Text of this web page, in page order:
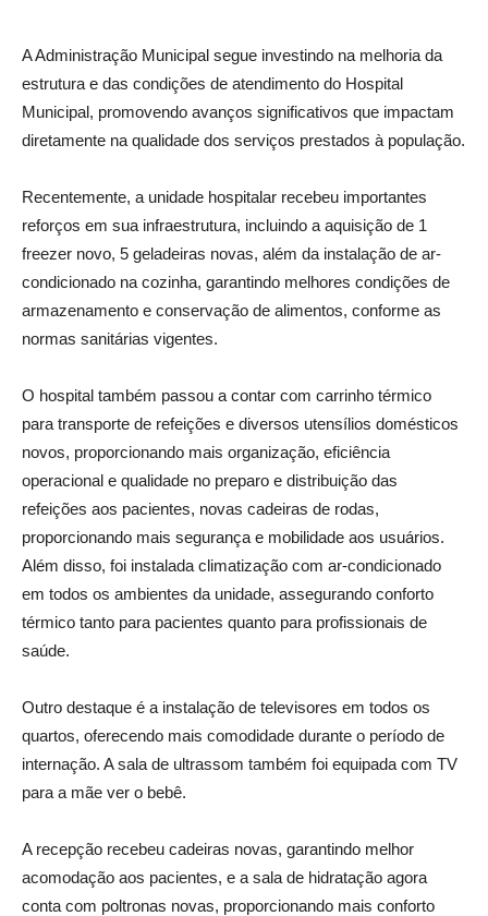
A Administração Municipal segue investindo na melhoria da
estrutura e das condições de atendimento do Hospital
Municipal, promovendo avanços significativos que impactam
diretamente na qualidade dos serviços prestados à população.
Recentemente, a unidade hospitalar recebeu importantes
reforços em sua infraestrutura, incluindo a aquisição de 1
freezer novo, 5 geladeiras novas, além da instalação de ar-
condicionado na cozinha, garantindo melhores condições de
armazenamento e conservação de alimentos, conforme as
normas sanitárias vigentes.
O hospital também passou a contar com carrinho térmico
para transporte de refeições e diversos utensílios domésticos
novos, proporcionando mais organização, eficiência
operacional e qualidade no preparo e distribuição das
refeições aos pacientes, novas cadeiras de rodas,
proporcionando mais segurança e mobilidade aos usuários.
Além disso, foi instalada climatização com ar-condicionado
em todos os ambientes da unidade, assegurando conforto
térmico tanto para pacientes quanto para profissionais de
saúde.
Outro destaque é a instalação de televisores em todos os
quartos, oferecendo mais comodidade durante o período de
internação. A sala de ultrassom também foi equipada com TV
para a mãe ver o bebê.
A recepção recebeu cadeiras novas, garantindo melhor
acomodação aos pacientes, e a sala de hidratação agora
conta com poltronas novas, proporcionando mais conforto